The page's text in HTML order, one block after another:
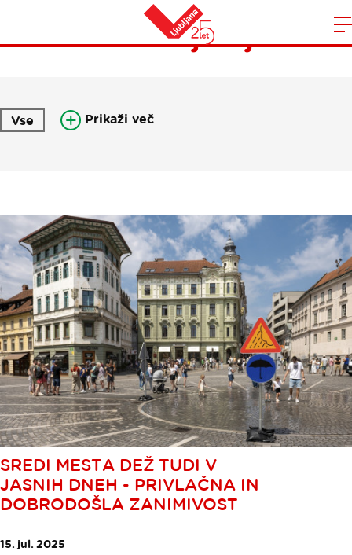
Domov
Pisma iz Ljubljane
Vse Prikaži več
SREDI MESTA DEŽ TUDI V
JASNIH DNEH - PRIVLAČNA IN
DOBRODOŠLA ZANIMIVOST
15. jul. 2025